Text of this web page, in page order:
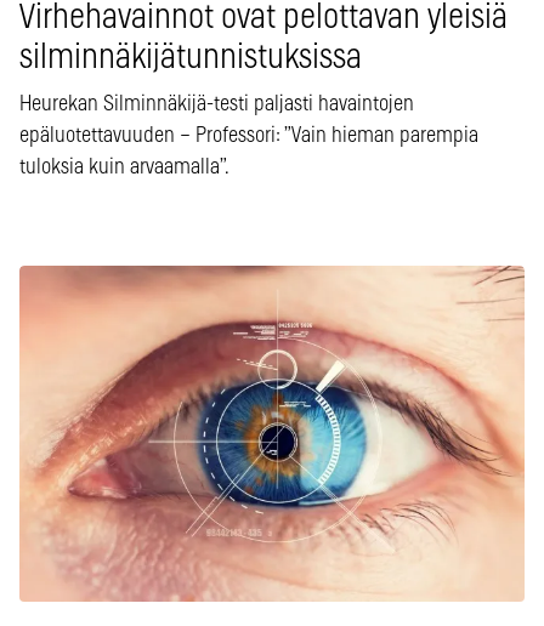
Virhehavainnot ovat pelottavan yleisiä
silminnäkijätunnistuksissa
Heurekan Silminnäkijä-testi paljasti havaintojen
epäluotettavuuden – Professori: ”Vain hieman parempia
tuloksia kuin arvaamalla”.